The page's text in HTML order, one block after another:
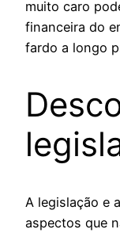
muito caro
financeira do
fardo a longo
A legislação e
aspectos que